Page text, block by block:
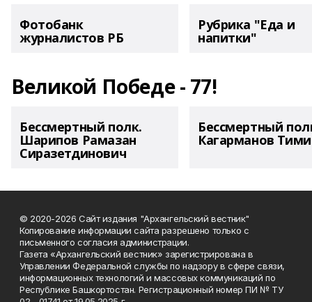
Фотобанк
журналистов РБ
Рубрика "Еда и
напитки"
Великой Победе - 77!
Бессмертный полк.
Шарипов Рамазан
Сиразетдинович
Бессмертный
Кагарманов
© 2020-2026 Сайт издания "Архангельский вестник"
Копирование информации сайта разрешено только с
письменного согласия администрации.
Газета «Архангельский вестник» зарегистрирована в
Управлении Федеральной службы по надзору в сфере связи,
информационных технологий и массовых коммуникаций по
Республике Башкортостан. Регистрационный номер ПИ № ТУ